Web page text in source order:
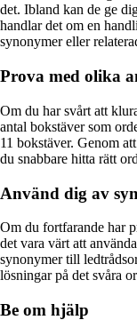
det. Ibland kan de ge
handlar det om en
synonymer eller
Prova med olika
Om du har svårt att
antal bokstäver som
11 bokstäver. Genom
du snabbare hitta rätt
Använd dig av
Om du fortfarande har
det vara värt att
synonymer till
lösningar på det svåra
Be om hjälp